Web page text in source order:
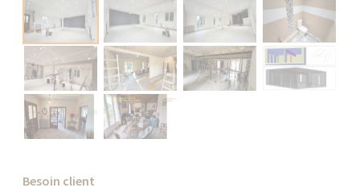
Besoin client